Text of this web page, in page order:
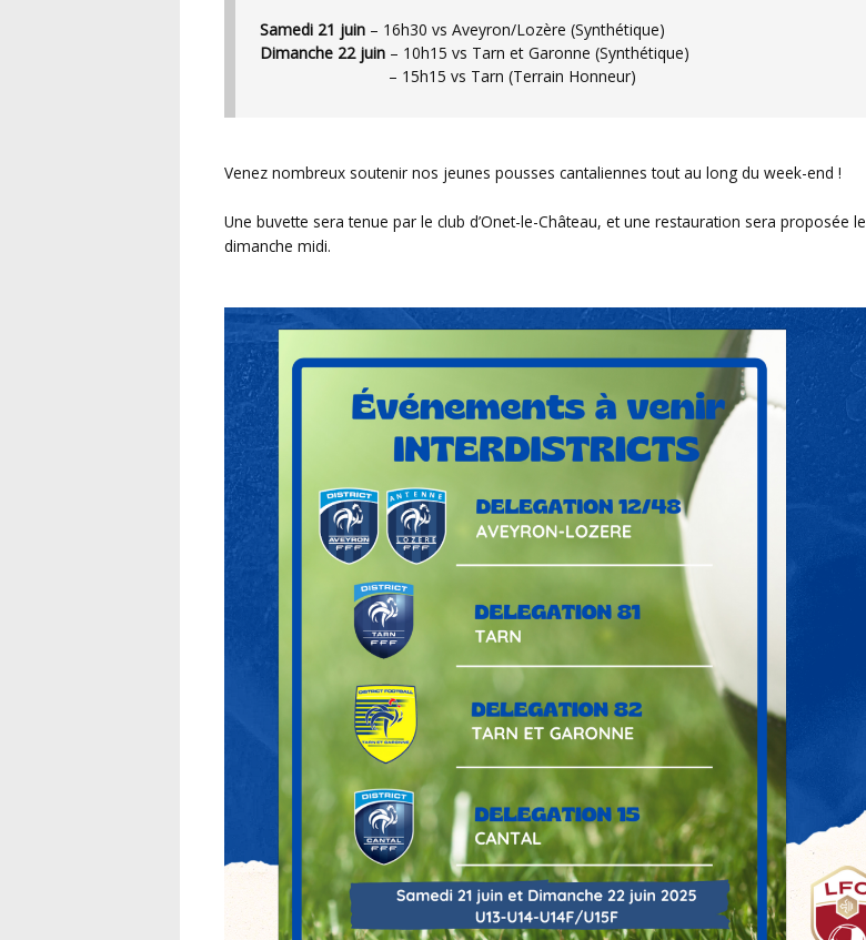
Samedi 21 juin – 16h30 vs Aveyron/Lozère (Synthétique)
Dimanche 22 juin – 10h15 vs Tarn et Garonne (Synthétique)
– 15h15 vs Tarn (Terrain Honneur)
Venez nombreux soutenir nos jeunes pousses cantaliennes tout au long du week-end !
Une buvette sera tenue par le club d’Onet-le-Château, et une restauration sera proposée le
dimanche midi.